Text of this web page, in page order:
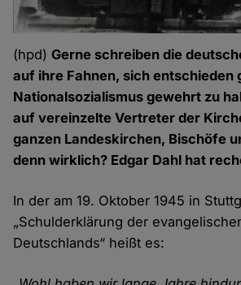
(hpd)Gerne schreiben die
auf ihre Fahnen, sich entschieden
Nationalsozialismus gewehrt zu
auf vereinzelte Vertreter der
ganzen Landeskirchen, Bischöfe
denn wirklich? Edgar Dahl hat
In der am 19. Oktober 1945 in
„Schulderklärung der
Deutschlands“ heißt es: